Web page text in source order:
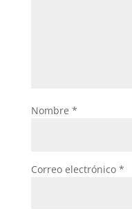
Nombre *
Correo electrónico *